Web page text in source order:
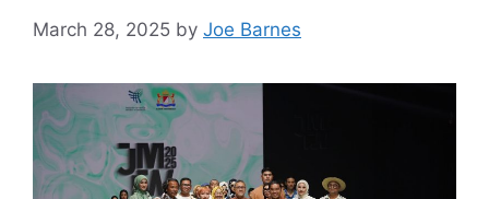
March 28, 2025 by Joe Barnes